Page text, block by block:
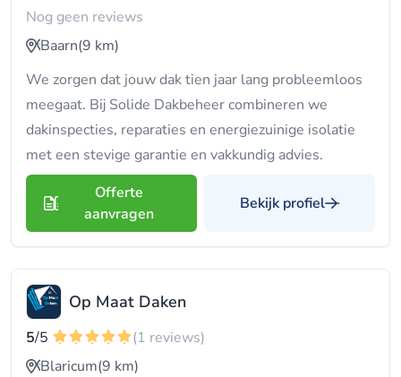
Nog geen reviews
Baarn(9 km)
We zorgen dat jouw dak tien jaar lang probleemloos
meegaat. Bij Solide Dakbeheer combineren we
dakinspecties, reparaties en energiezuinige isolatie
met een stevige garantie en vakkundig advies.
Offerte
aanvragen
Bekijk profiel
Op Maat Daken
5/5
(1 reviews)
Blaricum(9 km)